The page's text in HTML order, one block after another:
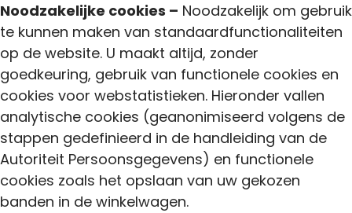
Noodzakelijke cookies – Noodzakelijk om gebruik
te kunnen maken van standaardfunctionaliteiten
op de website. U maakt altijd, zonder
goedkeuring, gebruik van functionele cookies en
cookies voor webstatistieken. Hieronder vallen
analytische cookies (geanonimiseerd volgens de
stappen gedefinieerd in de handleiding van de
Autoriteit Persoonsgegevens) en functionele
cookies zoals het opslaan van uw gekozen
banden in de winkelwagen.